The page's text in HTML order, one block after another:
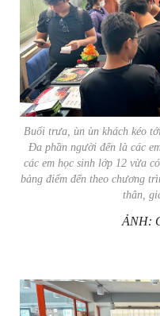
Buổi trưa, ùn ùn khách kéo
Đa phần người đến là các
các em học sinh lớp 12 vừa
bảng điểm đến theo chương
thân,
ẢNH: